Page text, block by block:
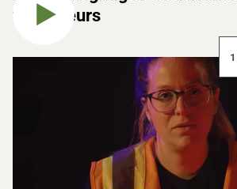
Jouer la vidéo
travailleurs
1